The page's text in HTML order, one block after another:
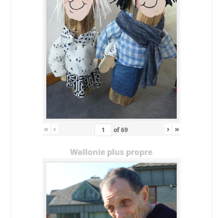
« ‹ of69 › »
Wallonie plus propre